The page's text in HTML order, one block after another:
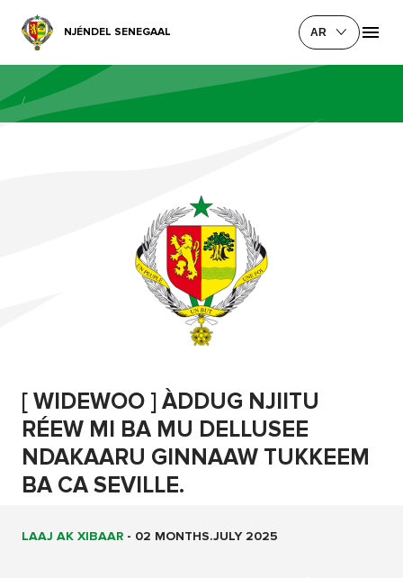
NJÉNDEL SENEGAAL AR
/
[ WIDEWOO ] ÀDDUG NJIITU
RÉEW MI BA MU DELLUSEE
NDAKAARU GINNAAW TUKKEEM
BA CA SEVILLE.
LAAJ AK XIBAAR - 02 MONTHS.JULY 2025